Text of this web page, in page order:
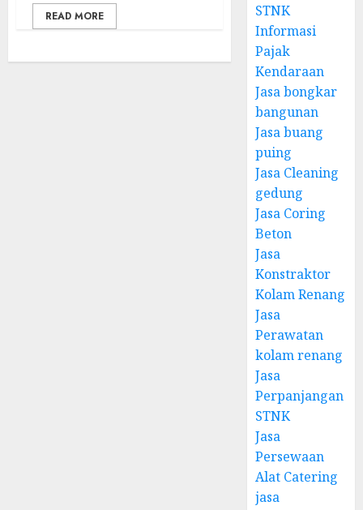
READ MORE
STNK
Informasi
Pajak
Kendaraan
Jasa bongkar
bangunan
Jasa buang
puing
Jasa Cleaning
gedung
Jasa Coring
Beton
Jasa
Konstraktor
Kolam Renang
Jasa
Perawatan
kolam renang
Jasa
Perpanjangan
STNK
Jasa
Persewaan
Alat Catering
jasa